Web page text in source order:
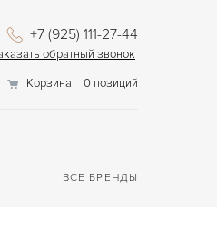
+7 (925) 111-27-44
обратный звонок
Корзина
0 позиций
ВСЕ БРЕНДЫ